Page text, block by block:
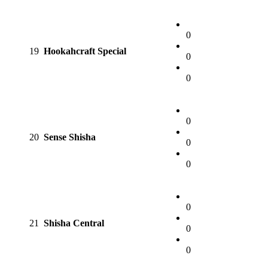
19 Hookahcraft Special
0
0
0
20 Sense Shisha
0
0
0
21 Shisha Central
0
0
0